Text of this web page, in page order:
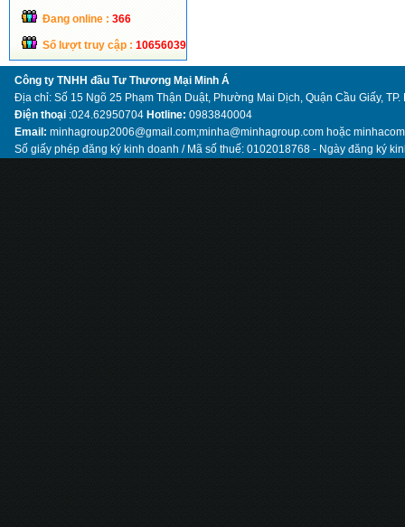
Đang online : 366
Số lượt truy cập : 10656039
Công ty TNHH đầu Tư Thương Mại Minh Á
Địa chỉ: Số 15 Ngõ 25 Phạm Thận Duật, Phường Mai Dịch, Quận Cầu Giấy, TP.
Điện thoại :024.62950704 Hotline: 0983840004
Email: minhagroup2006@gmail.com;minha@minhagroup.com hoặc
Số giấy phép đăng ký kinh doanh / Mã số thuế: 0102018768 - Ngày đăng ký